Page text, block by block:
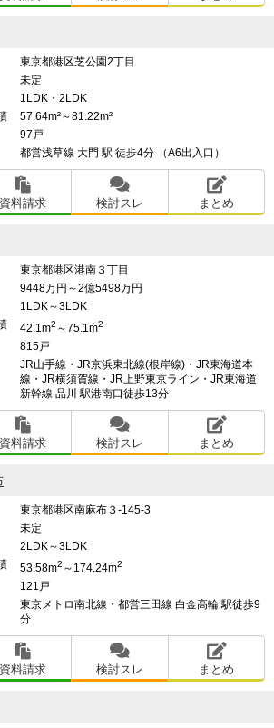
東京都港区芝公園2丁目
未定
1LDK・2LDK
57.64m²～81.22m²
97戸
都営浅草線 大門 駅 徒歩4分 （A6出入口）
資料請求 検討スレ まとめ
東京都港区港南３丁目
9448万円～2億5498万円
1LDK～3LDK
42.1m2 ～75.1m2
815戸
JR山手線・JR京浜東北線(根岸線)・JR東海道本
線・JR横須賀線・JR上野東京ライン・JR東海道
新幹線 品川 駅港南口徒歩13分
資料請求 検討スレ まとめ
東京都港区南麻布３-145-3
未定
2LDK～3LDK
53.58m2 ～174.24m2
121戸
東京メトロ南北線・都営三田線 白金高輪 駅徒歩9
分
資料請求 検討スレ まとめ